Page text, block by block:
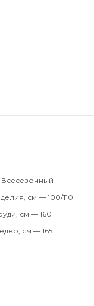
см — 100/110
см — 160
см — 165